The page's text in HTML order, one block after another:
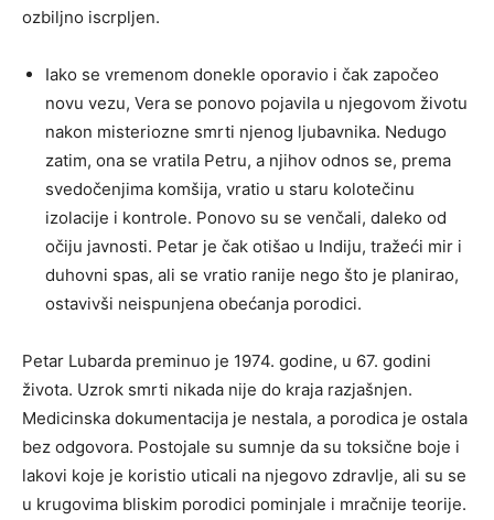
ozbiljno iscrpljen.
Iako se vremenom donekle oporavio i čak započeo
novu vezu, Vera se ponovo pojavila u njegovom životu
nakon misteriozne smrti njenog ljubavnika. Nedugo
zatim, ona se vratila Petru, a njihov odnos se, prema
svedočenjima komšija, vratio u staru kolotečinu
izolacije i kontrole. Ponovo su se venčali, daleko od
očiju javnosti. Petar je čak otišao u Indiju, tražeći mir i
duhovni spas, ali se vratio ranije nego što je planirao,
ostavivši neispunjena obećanja porodici.
Petar Lubarda preminuo je 1974. godine, u 67. godini
života. Uzrok smrti nikada nije do kraja razjašnjen.
Medicinska dokumentacija je nestala, a porodica je ostala
bez odgovora. Postojale su sumnje da su toksične boje i
lakovi koje je koristio uticali na njegovo zdravlje, ali su se
u krugovima bliskim porodici pominjale i mračnije teorije.